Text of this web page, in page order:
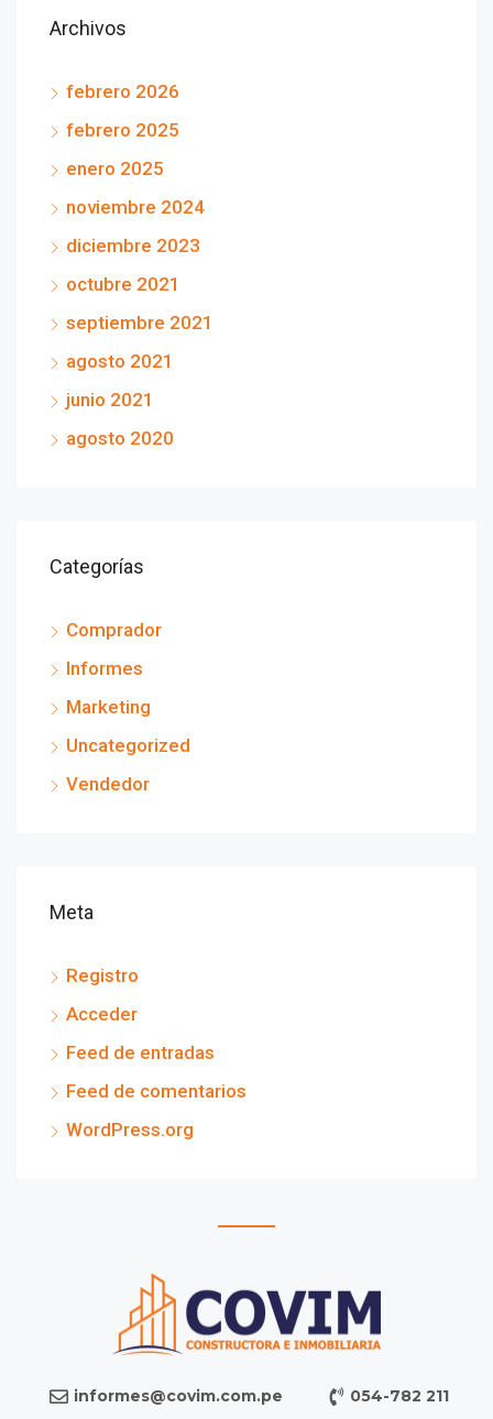
Archivos
febrero 2026
febrero 2025
enero 2025
noviembre 2024
diciembre 2023
octubre 2021
septiembre 2021
agosto 2021
junio 2021
agosto 2020
Categorías
Comprador
Informes
Marketing
Uncategorized
Vendedor
Meta
Registro
Acceder
Feed de entradas
Feed de comentarios
WordPress.org
informes@covim.com.pe 054-782 211